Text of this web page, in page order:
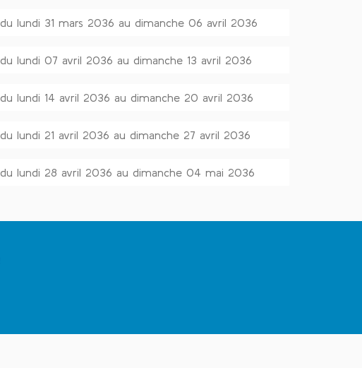
du lundi 31 mars 2036 au dimanche 06 avril 2036
du lundi 07 avril 2036 au dimanche 13 avril 2036
du lundi 14 avril 2036 au dimanche 20 avril 2036
du lundi 21 avril 2036 au dimanche 27 avril 2036
du lundi 28 avril 2036 au dimanche 04 mai 2036